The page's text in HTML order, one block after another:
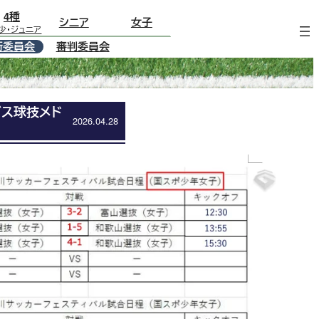
4種
･ジュニア シニア
女子
委員会
審判委員会
球技メド 2026.04.28